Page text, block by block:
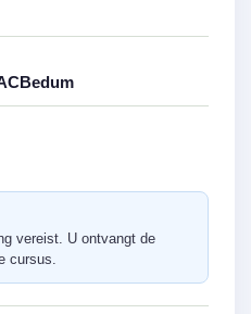
vereist. U ontvangt de
cursus.